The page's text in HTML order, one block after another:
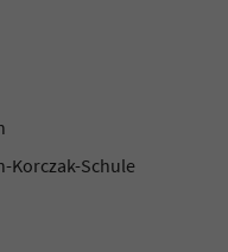
Korczak-Schule